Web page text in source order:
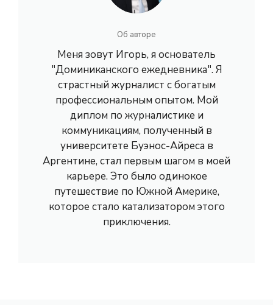
Об авторе
Меня зовут Игорь, я основатель
"Доминиканского ежедневника". Я
страстный журналист с богатым
профессиональным опытом. Мой
диплом по журналистике и
коммуникациям, полученный в
университете Буэнос-Айреса в
Аргентине, стал первым шагом в моей
карьере. Это было одинокое
путешествие по Южной Америке,
которое стало катализатором этого
приключения.